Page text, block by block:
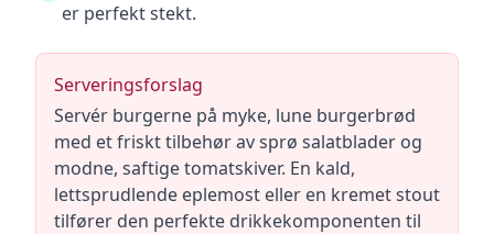
er perfekt stekt.
Serveringsforslag
Servér burgerne på myke, lune burgerbrød
med et friskt tilbehør av sprø salatblader og
modne, saftige tomatskiver. En kald,
lettsprudlende eplemost eller en kremet stout
tilfører den perfekte drikkekomponenten til